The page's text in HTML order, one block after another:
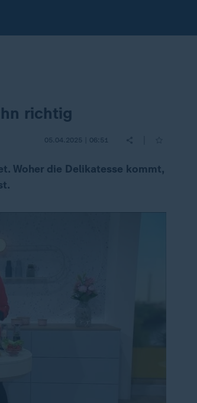
richtig
05.04.2025 | 06:51
Woher die Delikatesse kommt,